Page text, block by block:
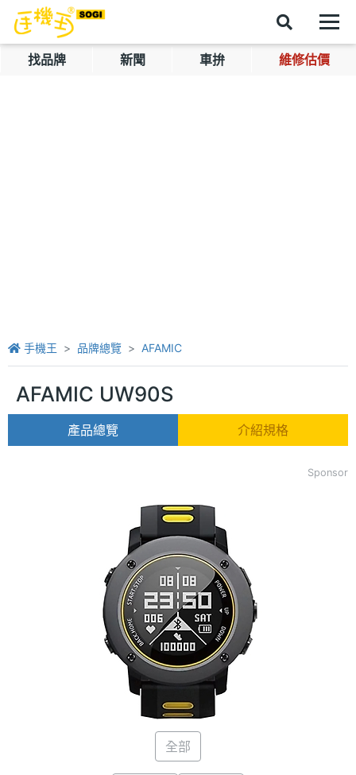
找品牌 新聞 車拚 維修估價
手機王 品牌總覽 AFAMIC
AFAMIC UW90S
產品總覽 介紹規格
Sponsor
全部